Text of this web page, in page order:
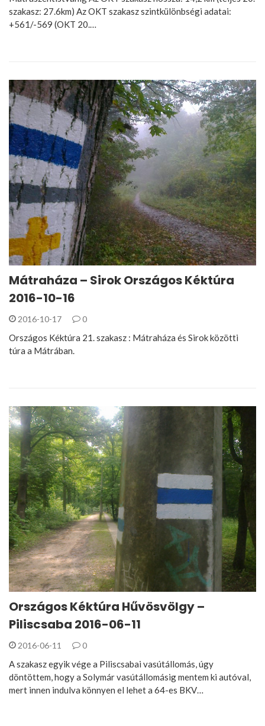
szakasz: 27.6km) Az OKT szakasz szintkülönbségi adatai:
+561/-569 (OKT 20.…
Mátraháza – Sirok Országos Kéktúra
2016-10-16
2016-10-17 0
Országos Kéktúra 21. szakasz : Mátraháza és Sirok közötti
túra a Mátrában.
Országos Kéktúra Hűvösvölgy –
Piliscsaba 2016-06-11
2016-06-11 0
A szakasz egyik vége a Piliscsabai vasútállomás, úgy
döntöttem, hogy a Solymár vasútállomásig mentem ki autóval,
mert innen indulva könnyen el lehet a 64-es BKV…